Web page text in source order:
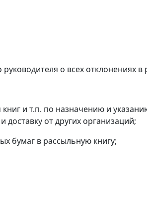
о всех отклонениях в
книг и т.п. по назначению и
доставку от других организаций;
бумаг в рассыльную книгу;